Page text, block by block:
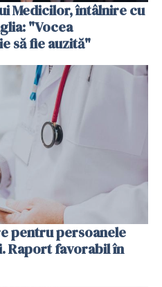
Medicilor, întâlnire cu
"Vocea
să fie auzită"
pentru persoanele
Raport favorabil în